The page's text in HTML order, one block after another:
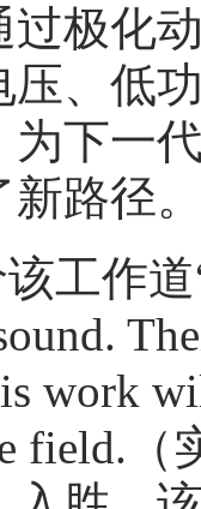
过极化
压、低
为下一
新路径
工作道
work
field.